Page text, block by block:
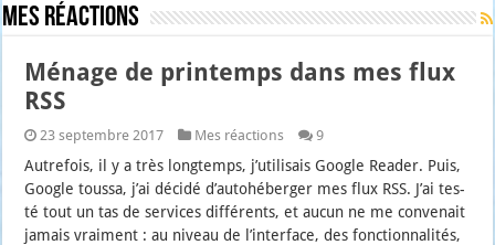
Mes réactions
Ménage de printemps dans mes flux
RSS
23 septembre 2017 Mes réactions 9
Autre­fois, il y a très long­temps, j’u­ti­li­sais Google Rea­der. Puis,
Google tous­sa, j’ai déci­dé d’au­to­hé­ber­ger mes flux RSS. J’ai tes­
té tout un tas de ser­vices dif­fé­rents, et aucun ne me conve­nait
jamais vrai­ment : au niveau de l’in­ter­face, des fonc­tion­na­li­tés,